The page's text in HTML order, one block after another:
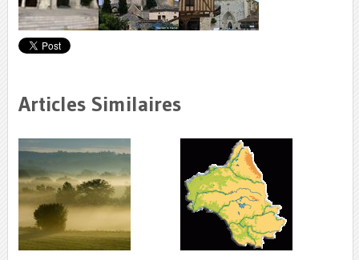
Articles Similaires